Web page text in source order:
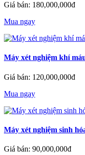
Giá bán: 180,000,000đ
Mua ngay
Máy xét nghiệm khí
Giá bán: 120,000,000đ
Mua ngay
Máy xét nghiệm sinh
Giá bán: 90,000,000đ